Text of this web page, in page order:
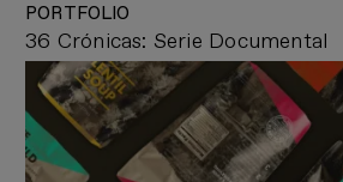
36 Crónicas: Serie Documental
PORTFOLIO